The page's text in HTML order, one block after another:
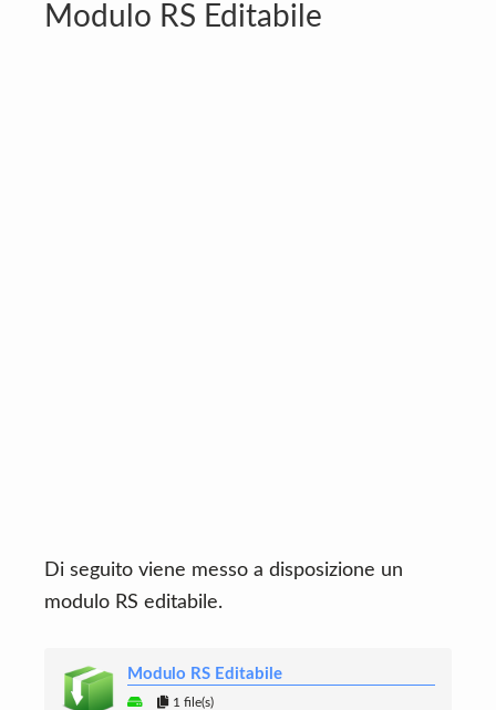
Modulo RS Editabile
Di seguito viene messo a disposizione un
modulo RS editabile.
Modulo RS Editabile
1 file(s)